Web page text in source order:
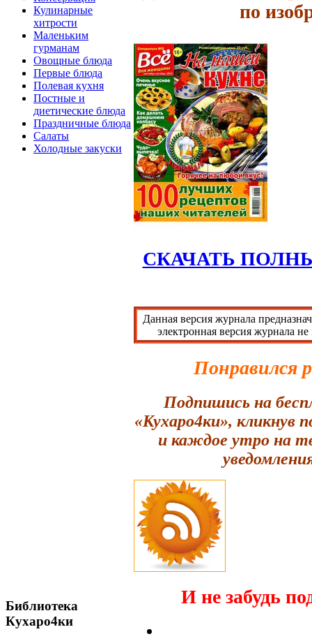
Кулинарные
хитрости
Маленьким
гурманам
Овощные блюда
Первые блюда
Полевая кухня
Постные и
диетические блюда
Праздничные блюда
Салаты
Холодные закуски
Библиотека
Кухаро4ки
по
СКАЧАТЬ
Данная версия журнала
электронная версия журнала
Понравился
Подпишись на
«Кухаро4ки», кликнув
и каждое утро на
И не забудь